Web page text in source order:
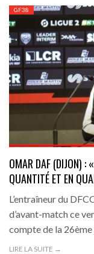
GF38
OMAR DAF (DIJON) :
QUANTITÉ ET EN
L’entraîneur du
d’avant-match ce
compte de la 26ème
LIRE LA SUITE →